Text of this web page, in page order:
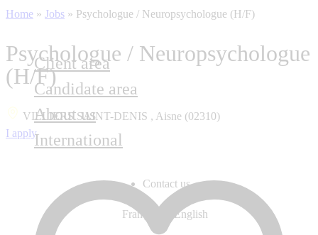
Client area
Candidate area
About us
International
Contact us
Français English
Home » Jobs » Psychologue / Neuropsychologue (H/F)
Psychologue / Neuropsychologue
(H/F)
VILLIERS SAINT-DENIS , Aisne (02310)
I apply